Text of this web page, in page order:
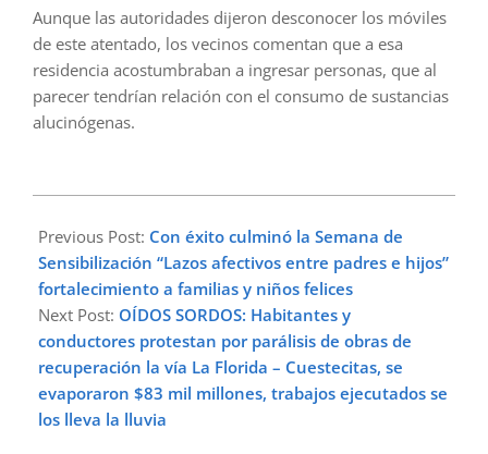
Aunque las autoridades dijeron desconocer los móviles
de este atentado, los vecinos comentan que a esa
residencia acostumbraban a ingresar personas, que al
parecer tendrían relación con el consumo de sustancias
alucinógenas.
11-
26
Previous Post: Con éxito culminó la Semana de
Sensibilización “Lazos afectivos entre padres e hijos”
fortalecimiento a familias y niños felices
Next Post: OÍDOS SORDOS: Habitantes y
conductores protestan por parálisis de obras de
recuperación la vía La Florida – Cuestecitas, se
evaporaron $83 mil millones, trabajos ejecutados se
los lleva la lluvia